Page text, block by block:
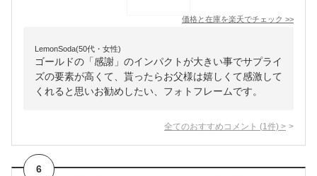
価格と在庫を楽天でチェック >>
LemonSoda(50代・女性)
ゴールドの「感謝」のインパクトが大きい事でサプライ
ズの要素が高くて、貰ったらお父様は嬉しくて感激して
くれると思いお勧めしたい、フォトフレームです。
全てのおすすめコメント (1 件) >
6